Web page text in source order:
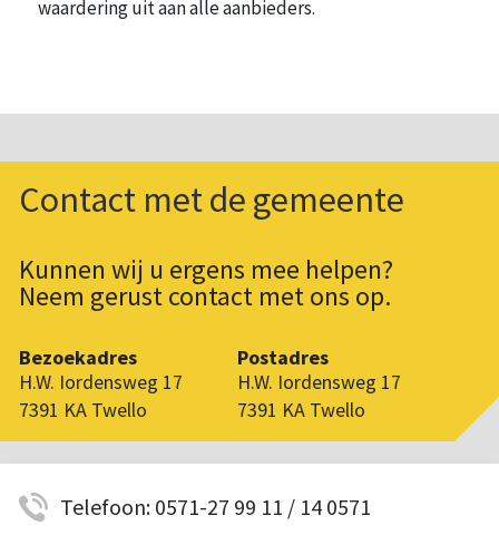
waardering uit aan alle aanbieders.
Contact met de gemeente
Kunnen wij u ergens mee helpen?
Neem gerust contact met ons op.
Bezoekadres
H.W. Iordensweg 17
7391 KA Twello
Postadres
H.W. Iordensweg 17
7391 KA Twello
Telefoon: 0571-27 99 11 / 14 0571